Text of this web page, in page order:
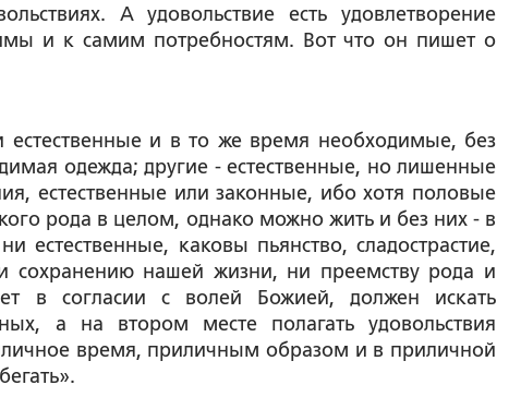
А удовольствие есть удовлетворение
и к самим потребностям. Вот что он пишет о
естественные и в то же время необходимые, без
одежда; другие - естественные, но лишенные
естественные или законные, ибо хотя половые
рода в целом, однако можно жить и без них - в
естественные, каковы пьянство, сладострастие,
сохранению нашей жизни, ни преемству рода и
в согласии с волей Божией, должен искать
а на втором месте полагать удовольствия
время, приличным образом и в приличной